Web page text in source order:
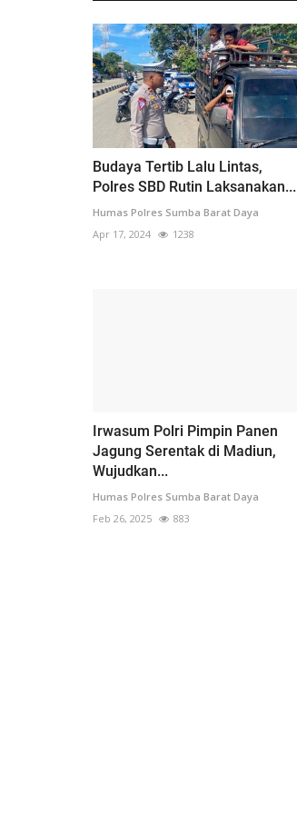
Budaya Tertib Lalu Lintas,
Polres SBD Rutin Laksanakan...
Humas Polres Sumba Barat Daya
Apr 17, 2024
1238
Irwasum Polri Pimpin Panen
Jagung Serentak di Madiun,
Wujudkan...
Humas Polres Sumba Barat Daya
Feb 26, 2025
883